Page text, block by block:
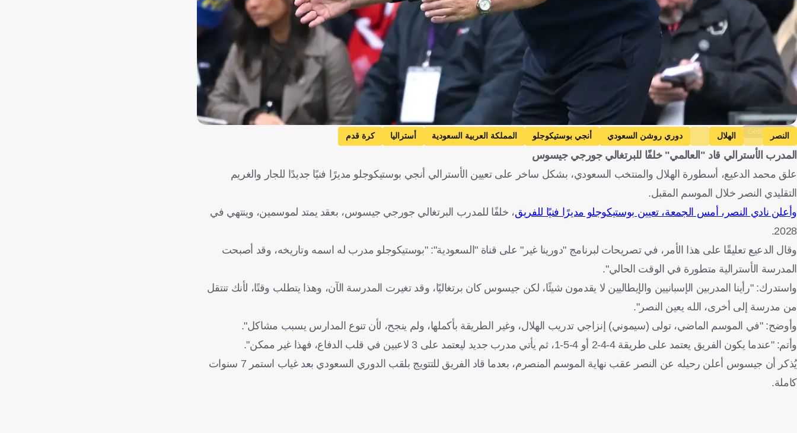
Getty Images
النصر الهلال دوري روشن السعودي أنجي بوستيكوجلو المملكة العربية السعودية أستراليا كرة قدم
المدرب الأسترالي قاد "العالمي" خلفًا للبرتغالي جورجي جيسوس
علق محمد الدعيع، أسطورة الهلال والمنتخب السعودي، بشكل ساخر على تعيين الأسترالي أنجي بوستيكوجلو مديرًا فنيًا جديدًا للجار والغريم
التقليدي النصر خلال الموسم المقبل.
وأعلن نادي النصر، أمس الجمعة، تعيين بوستيكوجلو مديرًا فنيًا للفريق، خلفًا للمدرب البرتغالي جورجي جيسوس، بعقد يمتد لموسمين، وينتهي في
2028.
وقال الدعيع تعليقًا على هذا الأمر، في تصريحات لبرنامج "دورينا غير" على قناة "السعودية": "بوستيكوجلو مدرب له اسمه وتاريخه، وقد أصبحت
المدرسة الأسترالية متطورة في الوقت الحالي".
واستدرك: "رأينا المدربين الإسبانيين والإيطاليين لا يقدمون شيئًا، لكن جيسوس كان برتغاليًا، وقد تغيرت المدرسة الآن، وهذا يتطلب وقتًا، لأنك تنتقل
من مدرسة إلى أخرى، الله يعين النصر".
وأوضح: "في الموسم الماضي، تولى (سيموني) إنزاجي تدريب الهلال، وغير الطريقة بأكملها، ولم ينجح، لأن تنوع المدارس يسبب مشاكل".
وأتم: "عندما يكون الفريق يعتمد على طريقة 4-4-2 أو 4-5-1، ثم يأتي مدرب جديد ليعتمد على 3 لاعبين في قلب الدفاع، فهذا غير ممكن".
يُذكر أن جيسوس أعلن رحيله عن النصر عقب نهاية الموسم المنصرم، بعدما قاد الفريق للتتويج بلقب الدوري السعودي بعد غياب استمر 7 سنوات
كاملة.